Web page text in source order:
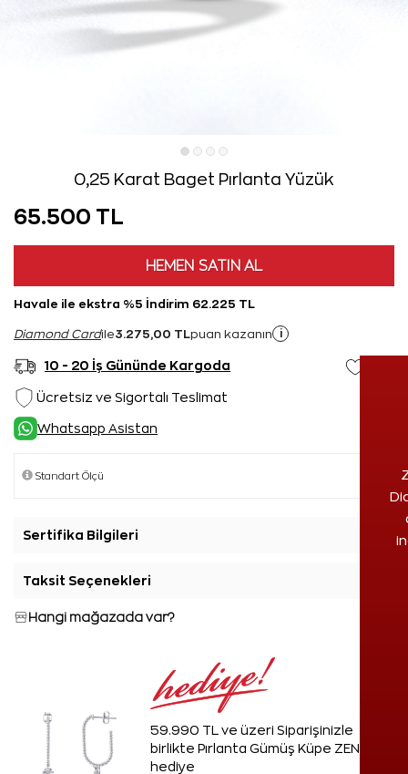
0,25 Karat Baget Pırlanta Yüzük
65.500 TL
HEMEN SATIN AL
Havale ile ekstra %5 İndirim 62.225 TL
Diamond Cardile3.275,00 TL puan kazanın i
10 - 20 İş Gününde Kargoda
Ücretsiz ve Sigortalı Teslimat
Whatsapp Asistan
Sertifika Bilgileri
Taksit Seçenekleri
Hangi mağazada var?
59.990 TL ve üzeri Siparişinizle
birlikte Pırlanta Gümüş Küpe ZEN'den
hediye